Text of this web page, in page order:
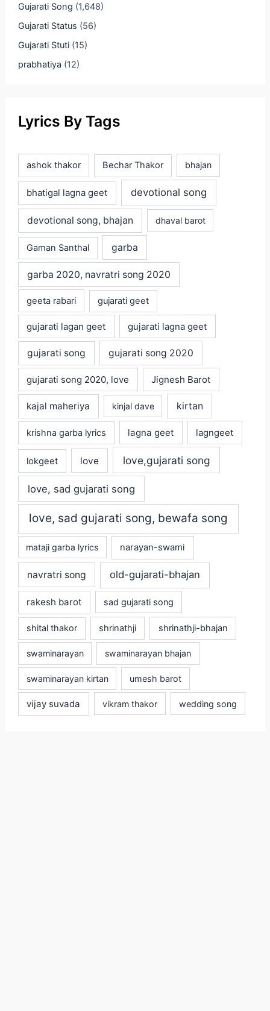
Gujarati Song (1,648)
Gujarati Status (56)
Gujarati Stuti(15)
prabhatiya (12)
Lyrics By Tags
ashok thakor Bechar Thakor bhajan
bhatigal lagna geet devotional song
devotional song, bhajan dhaval barot
Gaman Santhal garba
garba 2020, navratri song 2020
geeta rabari gujarati geet
gujarati lagan geet gujarati lagna geet
gujarati song gujarati song 2020
gujarati song 2020, love Jignesh Barot
kajal maheriya kinjal dave kirtan
krishna garba lyrics lagna geet lagngeet
lokgeet love love,gujarati song
love, sad gujarati song
love, sad gujarati song, bewafa song
mataji garba lyrics narayan-swami
navratri song old-gujarati-bhajan
rakesh barot sad gujarati song
shital thakor shrinathji shrinathji-bhajan
swaminarayan swaminarayan bhajan
swaminarayan kirtan umesh barot
vijay suvada vikram thakor wedding song